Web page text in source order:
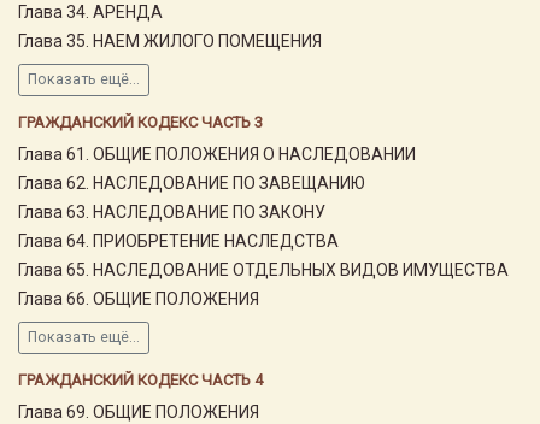
Глава 34. АРЕНДА
Глава 35. НАЕМ ЖИЛОГО ПОМЕЩЕНИЯ
Показать ещё...
ГРАЖДАНСКИЙ КОДЕКС ЧАСТЬ 3
Глава 61. ОБЩИЕ ПОЛОЖЕНИЯ О НАСЛЕДОВАНИИ
Глава 62. НАСЛЕДОВАНИЕ ПО ЗАВЕЩАНИЮ
Глава 63. НАСЛЕДОВАНИЕ ПО ЗАКОНУ
Глава 64. ПРИОБРЕТЕНИЕ НАСЛЕДСТВА
Глава 65. НАСЛЕДОВАНИЕ ОТДЕЛЬНЫХ ВИДОВ ИМУЩЕСТВА
Глава 66. ОБЩИЕ ПОЛОЖЕНИЯ
Показать ещё...
ГРАЖДАНСКИЙ КОДЕКС ЧАСТЬ 4
Глава 69. ОБЩИЕ ПОЛОЖЕНИЯ